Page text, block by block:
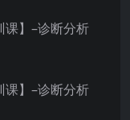
】–诊断分析
】–诊断分析